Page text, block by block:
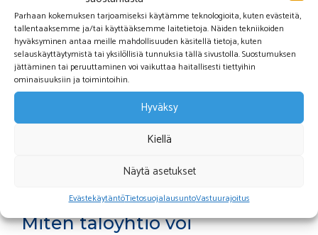
Parhaan kokemuksen tarjoamiseksi käytämme teknologioita, kuten evästeitä,
tallentaaksemme ja/tai käyttääksemme laitetietoja. Näiden tekniikoiden
hyväksyminen antaa meille mahdollisuuden käsitellä tietoja, kuten
selauskäyttäytymistä tai yksilöllisiä tunnuksia tällä sivustolla. Suostumuksen
jättäminen tai peruuttaminen voi vaikuttaa haitallisesti tiettyihin
ominaisuuksiin ja toimintoihin.
Hyväksy
Kiellä
Näytä asetukset
EvästekäytäntöTietosuojalausuntoVastuurajoitus
että suunnittelu etenee taloyhtiön edun mukaisesti. Lisäksi
tarvitaan LVI-, sähkö- ja rakennesuunnittelijat sekä
mahdollisesti arkkitehti.
Asukkaiden tiedottaminen ja osallistaminen ononnistuneen
linjasaneerauksen kulmakivi. Suunnitteluvaiheessa on
tärkeää kartoittaa asukkaiden toiveet ja tarpeet sekä
tiedottaa hankkeen etenemisestä säännöllisesti. Näin
varmistetaan, että lopputulos vastaa mahdollisimman hyvin
Miten taloyhtiö voi